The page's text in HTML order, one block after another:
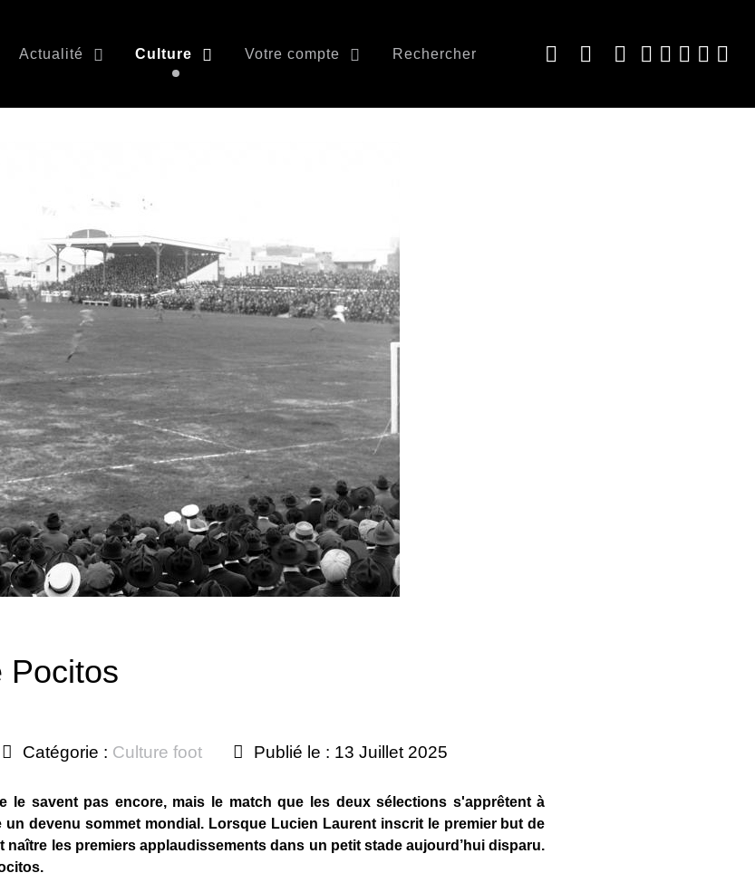
Actualité Culture Votre compte Rechercher
Pocitos
Catégorie : Culture foot Publié le : 13 Juillet 2025
le savent pas encore, mais le match que les deux sélections s'apprêtent à
un devenu sommet mondial. Lorsque Lucien Laurent inscrit le premier but de
naître les premiers applaudissements dans un petit stade aujourd’hui disparu.